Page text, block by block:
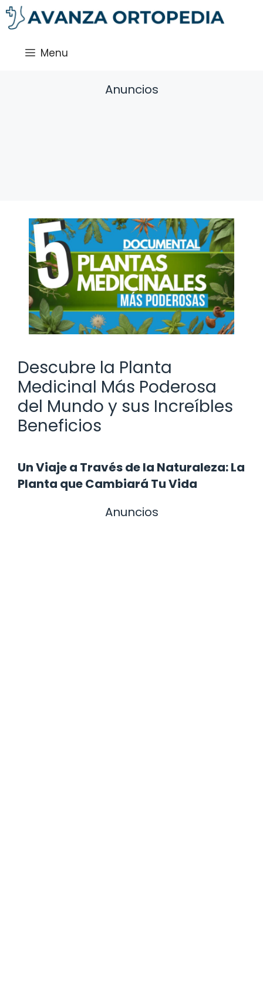
Saltar
al
Menu
Anuncios
Descubre la Planta
Medicinal Más Poderosa
del Mundo y sus Increíbles
Beneficios
Un Viaje a Través de la Naturaleza: La
Planta que Cambiará Tu Vida
Anuncios